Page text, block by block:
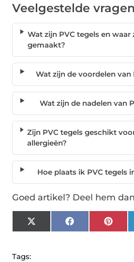
Veelgestelde vragen
Wat zijn PVC tegels en waar
gemaakt?
Wat zijn de voordelen van
Wat zijn de nadelen van
Zijn PVC tegels geschikt
allergieën?
Hoe plaats ik PVC tegels
Goed artikel? Deel hem
X
(Twitter)
Facebook
Tags: